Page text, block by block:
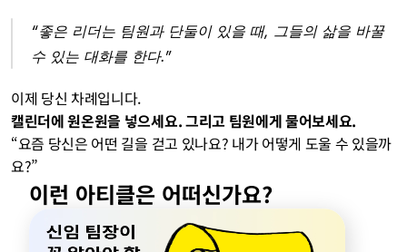
“좋은 리더는 팀원과 단둘이 있을 때, 그들의 삶을 바꿀
수 있는 대화를 한다.”
이제 당신 차례입니다.
캘린더에 원온원을 넣으세요. 그리고 팀원에게 물어보세요.
“요즘 당신은 어떤 길을 걷고 있나요? 내가 어떻게 도울 수 있을까
요?”
이런 아티클은 어떠신가요?